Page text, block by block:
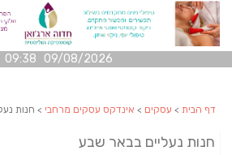
09/08/2026 09:38 09
דף הבית > עסקים > אינדקס עסקים מרחבי > חנות
חנות נעליים בבאר שבע